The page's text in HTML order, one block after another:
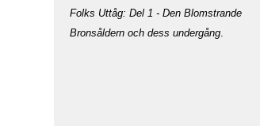
Folks Uttåg: Del 1 - Den Blomstrande
Bronsåldern och dess undergång.